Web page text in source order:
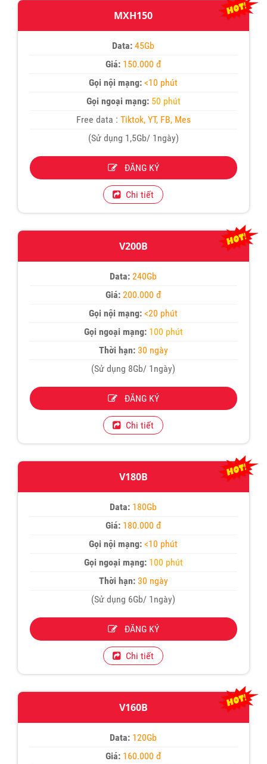
MXH150
Data: 45Gb
Giá: 150.000 đ
Gọi nội mạng: <10 phút
Gọi ngoại mạng: 50 phút
Free data : Tiktok, YT, FB, Mes
(Sử dụng 1,5Gb/ 1ngày)
ĐĂNG KÝ
Chi tiết
V200B
Data: 240Gb
Giá:200.000 đ
Gọi nội mạng: <20 phút
Gọi ngoại mạng: 100 phút
Thời hạn:30 ngày
(Sử dụng 8Gb/ 1ngày)
ĐĂNG KÝ
Chi tiết
V180B
Data: 180Gb
Giá: 180.000 đ
Gọi nội mạng: <10 phút
Gọi ngoại mạng: 100 phút
Thời hạn:30 ngày
(Sử dụng 6Gb/ 1ngày)
ĐĂNG KÝ
Chi tiết
V160B
Data: 120Gb
Giá: 160.000 đ